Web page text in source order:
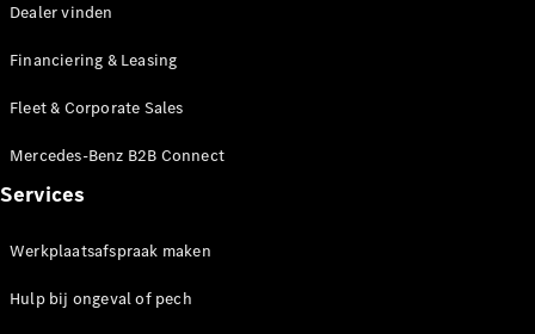
Autonoom
Rijassistentiesystemen
MBUX
Over-the-
Dealer vinden
Financiering & Leasing
Fleet & Corporate Sales
Mercedes-Benz B2B Connect
Services
Werkplaatsafspraak maken
Hulp bij ongeval of pech